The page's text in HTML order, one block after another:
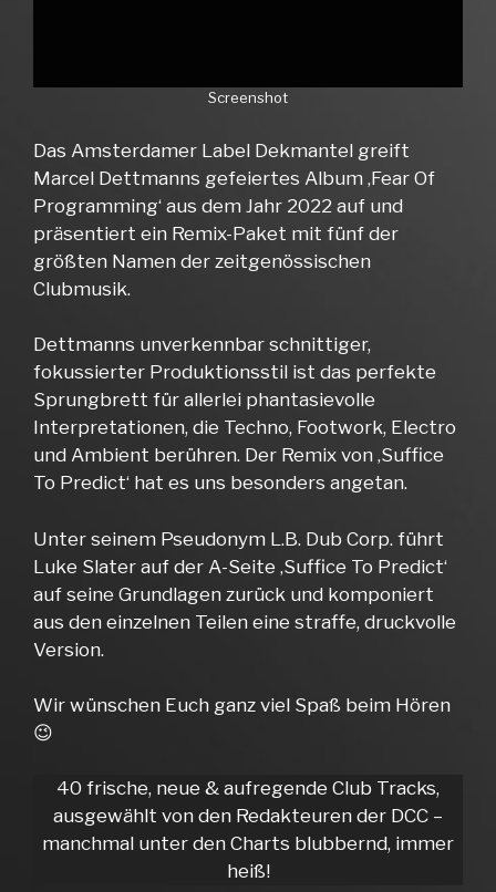
Screenshot
Das Amsterdamer Label Dekmantel greift
Marcel Dettmanns gefeiertes Album ‚Fear Of
Programming‘ aus dem Jahr 2022 auf und
präsentiert ein Remix-Paket mit fünf der
größten Namen der zeitgenössischen
Clubmusik.
Dettmanns unverkennbar schnittiger,
fokussierter Produktionsstil ist das perfekte
Sprungbrett für allerlei phantasievolle
Interpretationen, die Techno, Footwork, Electro
und Ambient berühren. Der Remix von ‚Suffice
To Predict‘ hat es uns besonders angetan.
Unter seinem Pseudonym L.B. Dub Corp. führt
Luke Slater auf der A-Seite ‚Suffice To Predict‘
auf seine Grundlagen zurück und komponiert
aus den einzelnen Teilen eine straffe, druckvolle
Version.
Wir wünschen Euch ganz viel Spaß beim Hören
😉
40 frische, neue & aufregende Club Tracks,
ausgewählt von den Redakteuren der DCC –
manchmal unter den Charts blubbernd, immer
heiß!